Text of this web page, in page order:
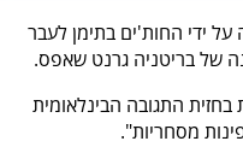
ידי החות'ים בתימן לעבר
של בריטניה גרנט שאפס.
התגובה הבינלאומית
מסחריות".